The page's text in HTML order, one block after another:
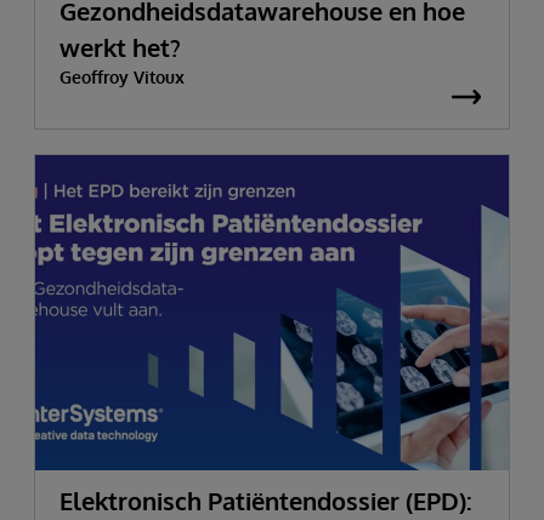
Gezondheidsdatawarehouse en hoe
werkt het?
Geoffroy Vitoux
Elektronisch Patiëntendossier (EPD):